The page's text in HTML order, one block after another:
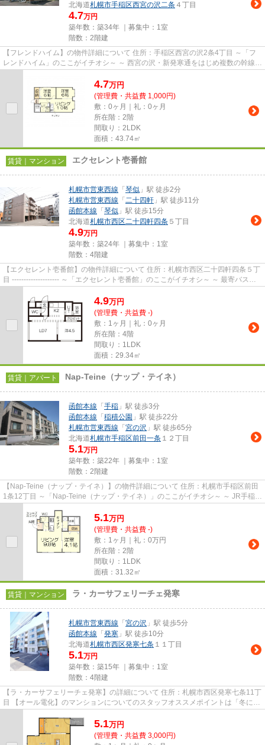
北海道札幌市手稲区西宮の沢二条 ４丁目
4.7万円
築年数：築34年 ｜募集中： 1室
階数：2階建
【フレンドハイム】の物件詳細について 住所：手稲区西宮の沢2条4丁目 ～「フ
レンドハイム」のここがイチオシ～ ～ 西宮の沢・新発寒通をはじめ複数の幹線道
4.7万円
(管理費・共益費 1,000円)
敷：0ヶ月｜礼：0ヶ月
所在階：2階
間取り：2LDK
面積：43.74㎡
賃貸｜マンション エクセレント壱番館
札幌市営東西線 「 琴似 」駅 徒歩2分
札幌市営東西線 「 二十四軒 」駅 徒歩11分
函館本線 「 琴似 」駅 徒歩15分
北海道札幌市西区二十四軒四条 ５丁目
4.9万円
築年数：築24年 ｜募集中： 1室
階数：4階建
【エクセレント壱番館】の物件詳細について 住所：札幌市西区二十四軒四条５丁
目 -------------------- ～「エクセレント壱番館」のここがイチオシ～ ～ 最寄バス停
4.9万円
(管理費・共益費 -)
敷：1ヶ月｜礼：0ヶ月
所在階：4階
間取り：1LDK
面積：29.34㎡
賃貸｜アパート Nap-Teine（ナップ・テイネ）
函館本線 「 手稲 」駅 徒歩3分
函館本線 「 稲積公園 」駅 徒歩22分
札幌市営東西線 「 宮の沢 」駅 徒歩65分
北海道札幌市手稲区前田一条 １２丁目
5.1万円
築年数：築22年 ｜募集中： 1室
階数：2階建
【Nap-Teine（ナップ・テイネ）】の物件詳細について 住所：札幌市手稲区前田
1条12丁目 ～「Nap-Teine（ナップ・テイネ）」のここがイチオシ～ ～ JR手稲駅
5.1万円
(管理費・共益費 -)
敷：1ヶ月｜礼：0万円
所在階：2階
間取り：1LDK
面積：31.32㎡
賃貸｜マンション ラ・カーサフェリーチェ発寒
札幌市営東西線 「 宮の沢 」駅 徒歩5分
函館本線 「 発寒 」駅 徒歩10分
北海道札幌市西区発寒七条 １１丁目
5.1万円
築年数：築15年 ｜募集中： 1室
階数：4階建
【ラ・カーサフェリーチェ発寒】の詳細について 住所：札幌市西区発寒七条11丁
目 【オール電化】のマンションについてのスタッフオススメポイントは「冬にほ
5.1万円
(管理費・共益費 3,000円)